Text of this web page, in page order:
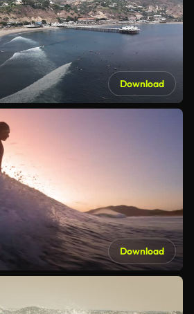
Download
Download